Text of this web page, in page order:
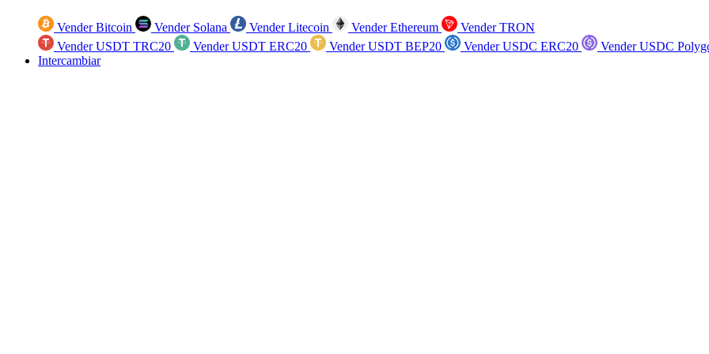
Vender Bitcoin Vender Solana Vender Litecoin Vender Ethereum
Vender TRON
Vender USDT TRC20
Vender USDT ERC20 Vender USDT BEP20 Vender USDC ERC20
Vender USDC
Intercambiar